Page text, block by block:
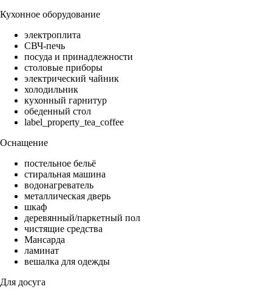
Кухонное оборудование
электроплита
СВЧ-печь
посуда и принадлежности
столовые приборы
электрический чайник
холодильник
кухонный гарнитур
обеденный стол
label_property_tea_coffee
Оснащение
постельное бельё
стиральная машина
водонагреватель
металлическая дверь
шкаф
деревянный/паркетный пол
чистящие средства
Мансарда
ламинат
вешалка для одежды
Для досуга